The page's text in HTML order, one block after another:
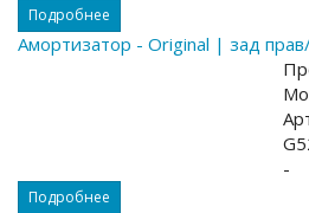
Подробнее
Амортизатор - Original | зад
-
Подробнее